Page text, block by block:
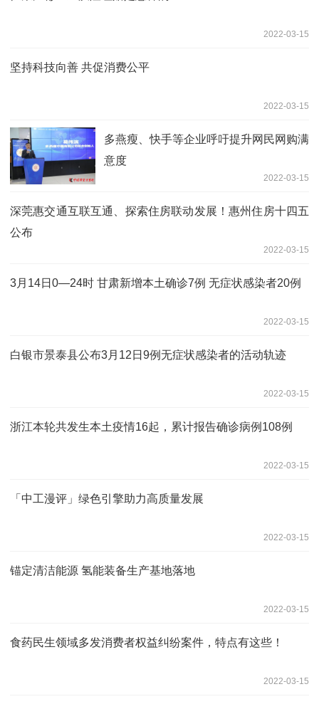
2022-03-15
坚持科技向善 共促消费公平
2022-03-15
多燕瘦、快手等企业呼吁提升网民网购满
意度
2022-03-15
深莞惠交通互联互通、探索住房联动发展！惠州住房十四五
公布
2022-03-15
3月14日0—24时 甘肃新增本土确诊7例 无症状感染者20例
2022-03-15
白银市景泰县公布3月12日9例无症状感染者的活动轨迹
2022-03-15
浙江本轮共发生本土疫情16起，累计报告确诊病例108例
2022-03-15
「中工漫评」绿色引擎助力高质量发展
2022-03-15
锚定清洁能源 氢能装备生产基地落地
2022-03-15
食药民生领域多发消费者权益纠纷案件，特点有这些！
2022-03-15